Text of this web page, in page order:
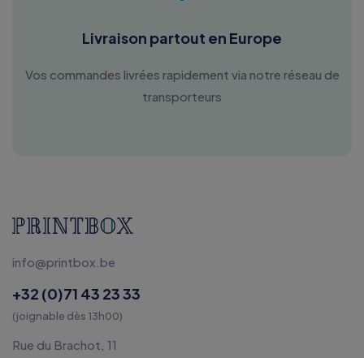
Livraison partout en Europe
Vos commandes livrées rapidement via notre réseau de
transporteurs
info@printbox.be
+32 (0)71 43 23 33
(joignable dès 13h00)
Rue du Brachot, 11